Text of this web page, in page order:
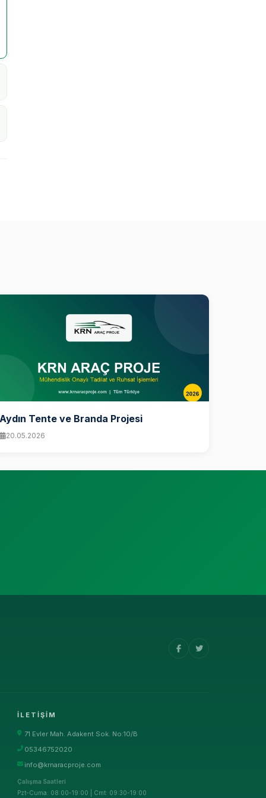
Aydın Tente ve Branda Projesi
20.05.2026
İLETIŞIM
71 Evler Mah. Adakent Sok. No:10/B
05346752020
info@krnaracproje.com
Çalışma Saatleri
Pzt-Cuma: 08:00-19:00 | Cmt: 09:30-19:00